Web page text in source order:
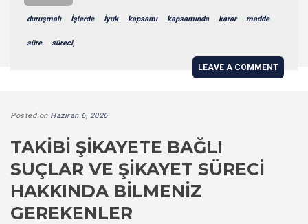
duruşmalı İşlerde İyuk kapsamı kapsamında karar madde
süre süreci,
LEAVE A COMMENT
Posted on Haziran 6, 2026
TAKIBI ŞIKAYETE BAĞLI
SUÇLAR VE ŞIKAYET SÜRECI
HAKKINDA BILMENIZ
GEREKENLER